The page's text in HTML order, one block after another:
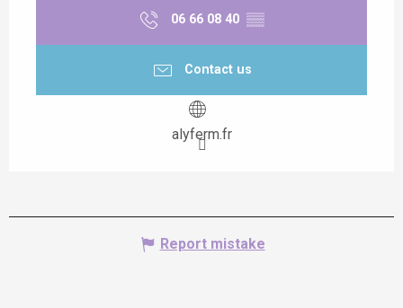
06 66 08 40 ▒▒
Contact us
alyferm.fr
Report mistake